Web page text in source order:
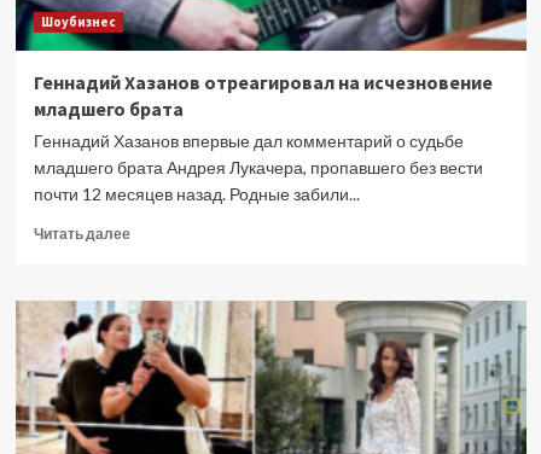
Шоубизнес
Геннадий Хазанов отреагировал на исчезновение
младшего брата
Геннадий Хазанов впервые дал комментарий о судьбе
младшего брата Андрея Лукачера, пропавшего без вести
почти 12 месяцев назад. Родные забили...
Читать далееПрочитать
Геннадий
Хазанов
отреагировал
на
исчезновение
младшего
брата